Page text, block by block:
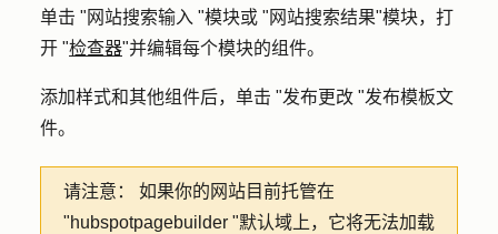
单击 " 网站搜索输入 "模块或 " 网站搜索结果"模块，打
开 "检查器"并编辑每个模块的组件。
添加样式和其他组件后，单击 "发布更改 "发布模板文
件。
请注意： 如果你的网站目前托管在
"hubspotpagebuilder "默认域上，它将无法加载